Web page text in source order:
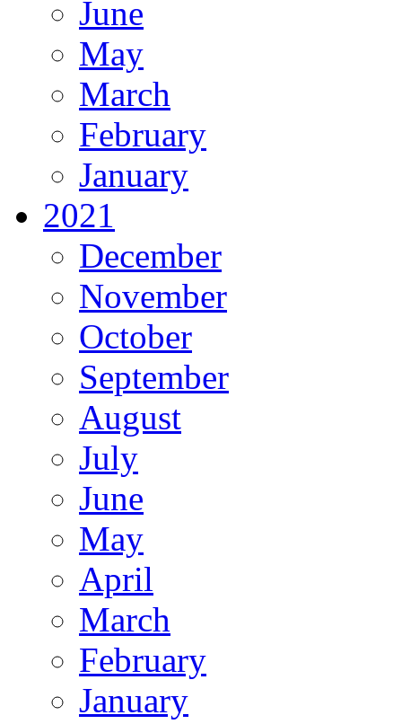
June
May
March
February
January
2021
December
November
October
September
August
July
June
May
April
March
February
January